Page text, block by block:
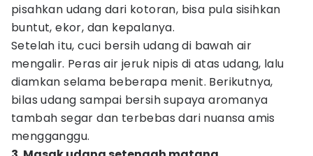
pisahkan udang dari kotoran, bisa pula sisihkan
buntut, ekor, dan kepalanya.
Setelah itu, cuci bersih udang di bawah air
mengalir. Peras air jeruk nipis di atas udang, lalu
diamkan selama beberapa menit. Berikutnya,
bilas udang sampai bersih supaya aromanya
tambah segar dan terbebas dari nuansa amis
mengganggu.